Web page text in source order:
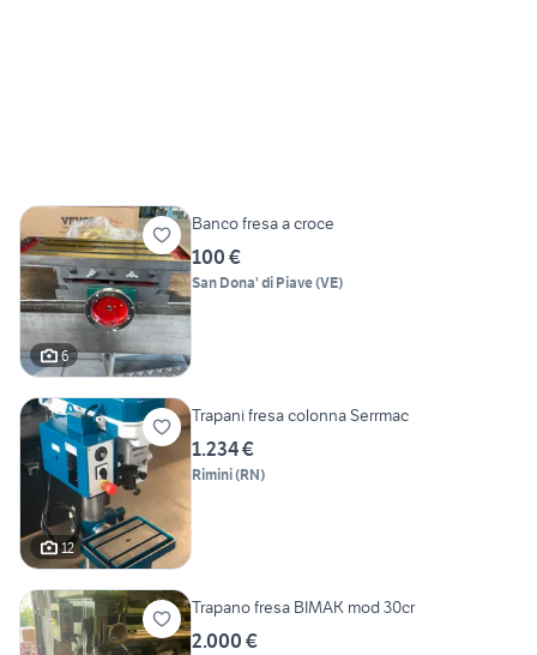
6
Banco fresa a croce
100 €
San Dona' di Piave(VE)
12
Trapani fresa colonna Serrmac
1.234 €
Rimini(RN)
Trapano fresa BIMAK mod 30cr
2.000 €